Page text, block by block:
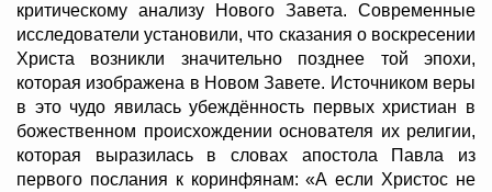
критическому анализу Нового Завета. Современные
исследователи установили, что сказания о воскресении
Христа возникли значительно позднее той эпохи,
которая изображена в Новом Завете. Источником веры
в это чудо явилась убеждённость первых христиан в
божественном происхождении основателя их религии,
которая выразилась в словах апостола Павла из
первого послания к коринфянам: «А если Христос не